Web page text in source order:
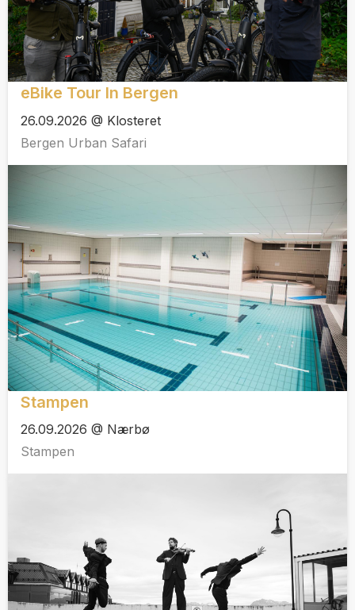
eBike Tour In Bergen
26.09.2026 @ Klosteret
Bergen Urban Safari
Stampen
26.09.2026 @ Nærbø
Stampen